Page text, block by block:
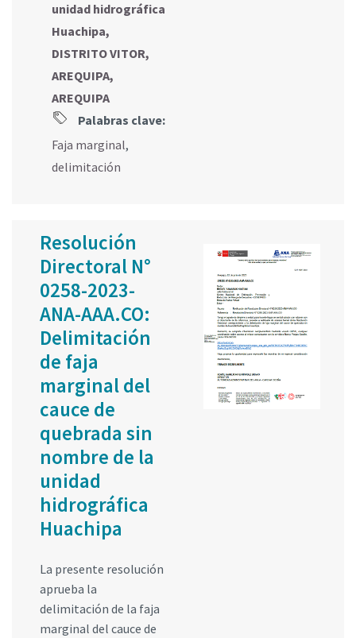
unidad hidrográfica
Huachipa,
DISTRITO VITOR,
AREQUIPA,
AREQUIPA
Palabras clave:
Faja marginal,
delimitación
Resolución
Directoral N°
0258-2023-
ANA-AAA.CO:
Delimitación
de faja
marginal del
cauce de
quebrada sin
nombre de la
unidad
hidrográfica
Huachipa
La presente resolución
aprueba la
delimitación de la faja
marginal del cauce de